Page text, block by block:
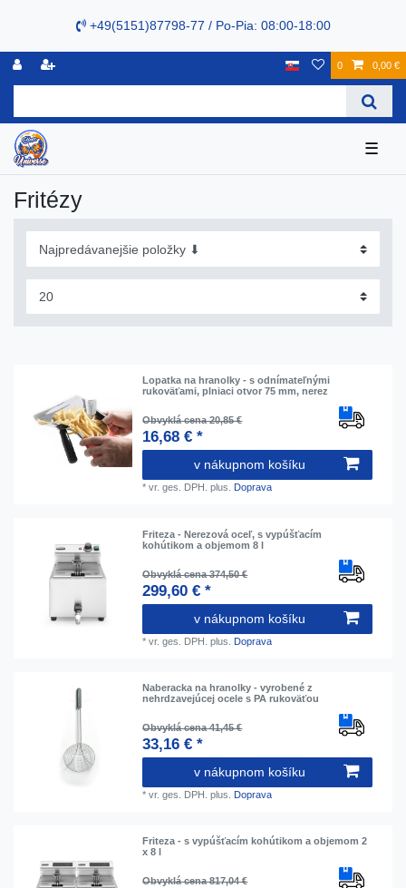
+49(5151)87798-77 / Po-Pia: 08:00-18:00
0 0,00 €
☰
Fritézy
Lopatka na hranolky - s odnímateľnými
rukoväťami, plniaci otvor 75 mm, nerez
Obvyklá cena 20,85 €
16,68 € *
v nákupnom košíku
*vr. ges. DPH. plus. Doprava
Friteza - Nerezová oceľ, s vypúšťacím
kohútikom a objemom 8 l
Obvyklá cena 374,50 €
299,60 € *
v nákupnom košíku
*vr. ges. DPH. plus. Doprava
Naberacka na hranolky - vyrobené z
nehrdzavejúcej ocele s PA rukoväťou
Obvyklá cena 41,45 €
33,16 € *
v nákupnom košíku
*vr. ges. DPH. plus. Doprava
Friteza - s vypúšťacím kohútikom a objemom 2
x 8 l
Obvyklá cena 817,04 €